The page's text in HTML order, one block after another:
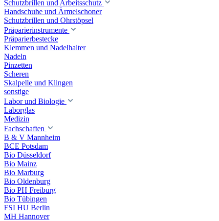
Schutzbrillen und Arbeitsschutz
Handschuhe und Ärmelschoner
Schutzbrillen und Ohrstöpsel
Präparierinstrumente
Präparierbestecke
Klemmen und Nadelhalter
Nadeln
Pinzetten
Scheren
Skalpelle und Klingen
sonstige
Labor und Biologie
Laborglas
Medizin
Fachschaften
B & V Mannheim
BCE Potsdam
Bio Düsseldorf
Bio Mainz
Bio Marburg
Bio Oldenburg
Bio PH Freiburg
Bio Tübingen
FSI HU Berlin
MH Hannover